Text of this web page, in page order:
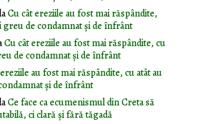
Cu cât ereziile au fost mai răspândite,
greu de condamnat și de înfrânt
Cu cât ereziile au fost mai răspândite, cu
de condamnat și de înfrânt
au fost mai răspândite, cu atât au
și de înfrânt
Ce face ca ecumenismul din Creta să
ci clară și fără tăgadă